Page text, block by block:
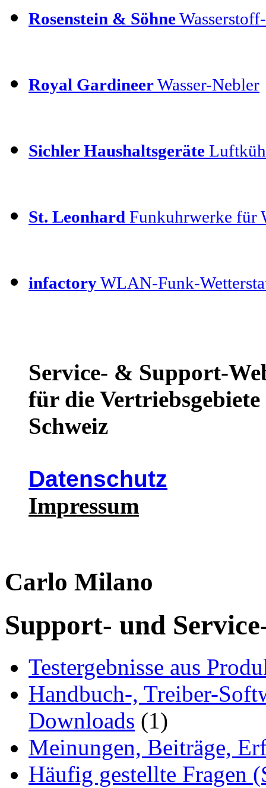
Rosenstein & Söhne
Royal GardineerWasser-Nebler
Sichler Haushaltsgeräte
St. Leonhard Funkuhrwerke für
infactoryWLAN-Funk-
Service- & Support-
für die
Schweiz
Datenschutz
Impressum
Carlo Milano
Support- und
Testergebnisse aus
Handbuch-, Treiber-
Downloads (1)
Meinungen, Beiträge,
Häufig gestellte Fragen